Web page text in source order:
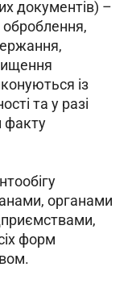
документів) –
оброблення,
із
та у разі
факту
органами
форм